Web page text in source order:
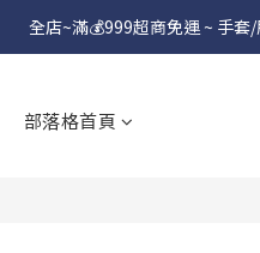
全店~滿💰999超商免運 ~ 手套
部落格首頁